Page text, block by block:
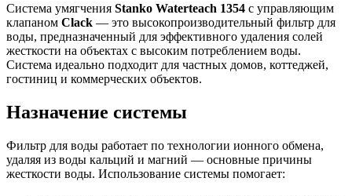
Система умягчения Stanko Waterteach 1354 с управляющим
клапаном Clack — это высокопроизводительный фильтр для
воды, предназначенный для эффективного удаления солей
жесткости на объектах с высоким потреблением воды.
Система идеально подходит для частных домов, коттеджей,
гостиниц и коммерческих объектов.
Назначение системы
Фильтр для воды работает по технологии ионного обмена,
удаляя из воды кальций и магний — основные причины
жесткости воды. Использование системы помогает: